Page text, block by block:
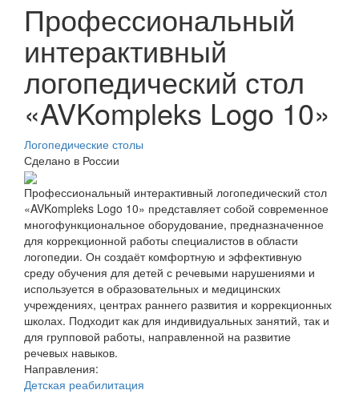
Профессиональный
интерактивный
логопедический стол
«AVKompleks Logo 10»
Логопедические столы
Сделано в России
Профессиональный интерактивный логопедический стол
«AVKompleks Logo 10» представляет собой современное
многофункциональное оборудование, предназначенное
для коррекционной работы специалистов в области
логопедии. Он создаёт комфортную и эффективную
среду обучения для детей с речевыми нарушениями и
используется в образовательных и медицинских
учреждениях, центрах раннего развития и коррекционных
школах. Подходит как для индивидуальных занятий, так и
для групповой работы, направленной на развитие
речевых навыков.
Направления:
Детская реабилитация